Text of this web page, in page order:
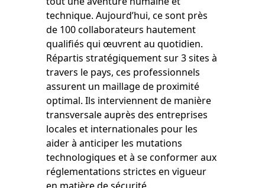
technique. Aujourd’hui, ce sont près
de 100 collaborateurs hautement
qualifiés qui œuvrent au quotidien.
Répartis stratégiquement sur 3 sites à
travers le pays, ces professionnels
assurent un maillage de proximité
optimal. Ils interviennent de manière
transversale auprès des entreprises
locales et internationales pour les
aider à anticiper les mutations
technologiques et à se conformer aux
réglementations strictes en vigueur
en matière de sécurité.